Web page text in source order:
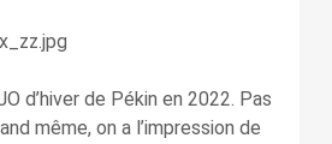
d’hiver de Pékin en 2022. Pas
même, on a l’impression de